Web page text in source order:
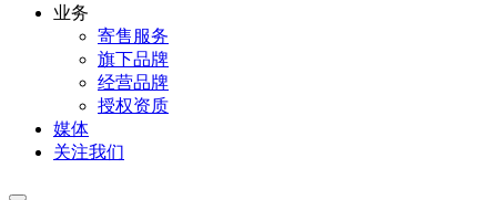
业务
寄售服务
旗下品牌
经营品牌
授权资质
媒体
关注我们